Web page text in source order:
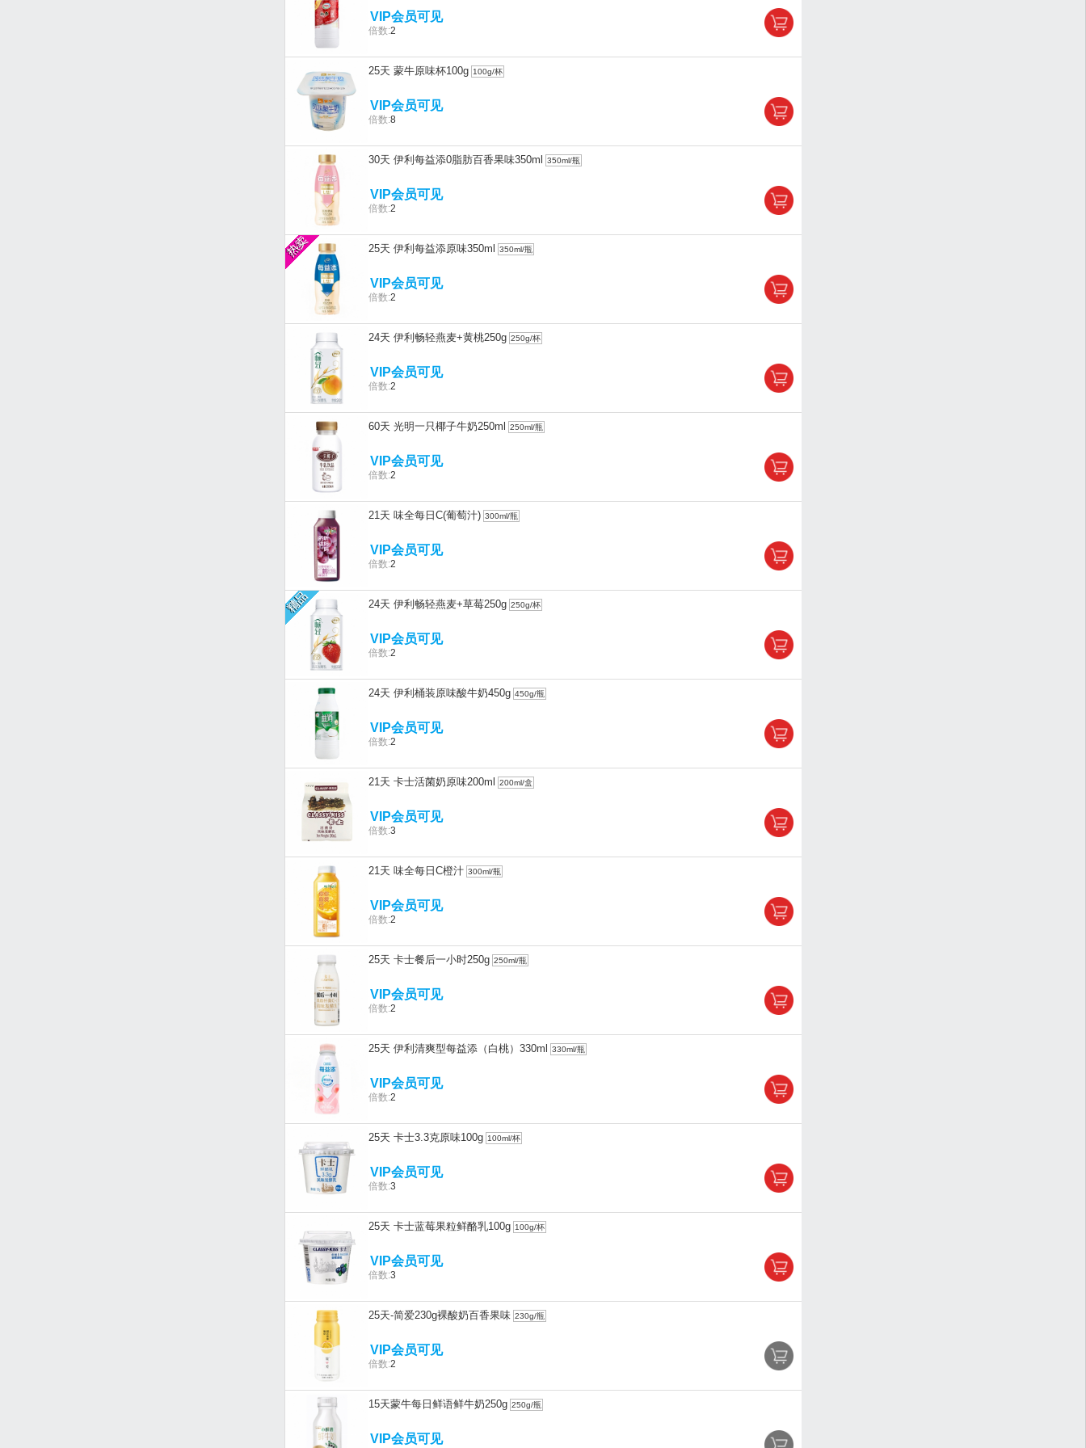
VIP会员可见
倍数:2
25天 蒙牛原味杯100g 100g/杯
VIP会员可见
倍数:8
30天 伊利每益添0脂肪百香果味350ml 350ml/瓶
VIP会员可见
倍数:2
25天 伊利每益添原味350ml 350ml/瓶
VIP会员可见
倍数:2
24天 伊利畅轻燕麦+黄桃250g 250g/杯
VIP会员可见
倍数:2
60天 光明一只椰子牛奶250ml 250ml/瓶
VIP会员可见
倍数:2
21天 味全每日C(葡萄汁) 300ml/瓶
VIP会员可见
倍数:2
24天 伊利畅轻燕麦+草莓250g 250g/杯
VIP会员可见
倍数:2
24天 伊利桶装原味酸牛奶450g 450g/瓶
VIP会员可见
倍数:2
21天 卡士活菌奶原味200ml 200ml/盒
VIP会员可见
倍数:3
21天 味全每日C橙汁 300ml/瓶
VIP会员可见
倍数:2
25天 卡士餐后一小时250g 250ml/瓶
VIP会员可见
倍数:2
25天 伊利清爽型每益添（白桃）330ml 330ml/瓶
VIP会员可见
倍数:2
25天 卡士3.3克原味100g 100ml/杯
VIP会员可见
倍数:3
25天 卡士蓝莓果粒鲜酪乳100g 100g/杯
VIP会员可见
倍数:3
25天-简爱230g裸酸奶百香果味 230g/瓶
VIP会员可见
倍数:2
15天蒙牛每日鲜语鲜牛奶250g 250g/瓶
VIP会员可见